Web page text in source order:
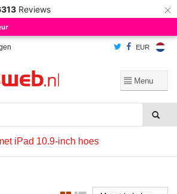
Reviews ×
EUR
iPad 10.9-inch hoes
website te verbeteren. Is dat akkoord?
Ja
Nee